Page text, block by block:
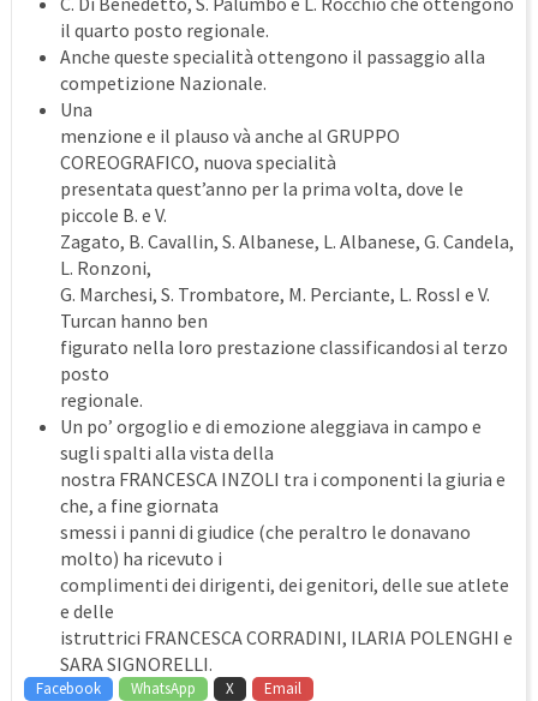
il quarto posto regionale.
Anche queste specialità ottengono il passaggio alla
competizione Nazionale.
Una
menzione e il plauso và anche al GRUPPO
COREOGRAFICO, nuova specialità
presentata quest’anno per la prima volta, dove le
piccole B. e V.
Zagato, B. Cavallin, S. Albanese, L. Albanese, G. Candela,
L. Ronzoni,
G. Marchesi, S. Trombatore, M. Perciante, L. RossI e V.
Turcan hanno ben
figurato nella loro prestazione classificandosi al terzo
posto
regionale.
Un po’ orgoglio e di emozione aleggiava in campo e
sugli spalti alla vista della
nostra FRANCESCA INZOLI tra i componenti la giuria e
che, a fine giornata
smessi i panni di giudice (che peraltro le donavano
molto) ha ricevuto i
complimenti dei dirigenti, dei genitori, delle sue atlete
e delle
istruttrici FRANCESCA CORRADINI, ILARIA POLENGHI e
SARA SIGNORELLI.
Facebook WhatsApp X Email